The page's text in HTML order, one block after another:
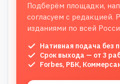
Подберём площадки,
согласуем с редакцией.
изданиями по всей
Нативная подача без
Срок выхода — от 3
Forbes, РБК,